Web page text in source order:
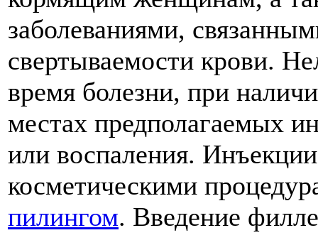
заболеваниями,
свертываемости крови.
время болезни, при
местах предполагаемых
или воспаления.
косметическими
пилингом. Введение